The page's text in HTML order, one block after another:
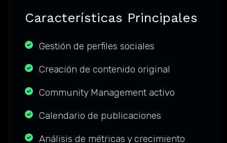
Características Principales
Gestión de perfiles sociales
Creación de contenido original
Community Management activo
Calendario de publicaciones
Análisis de métricas y crecimiento